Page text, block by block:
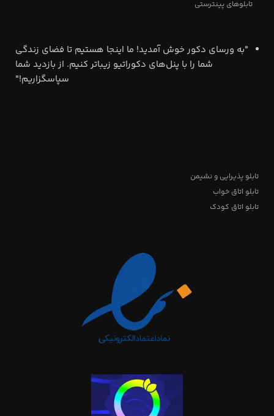
تابلوهای پینترستی
"به ورسای دکور خوش آمدید! ما اینجا هستیم تا فضای زندگی
شما را با پنل‌های دکوراتیو زیباتر کنیم. از بازدید شما
سپاسگزاریم!"
تابلو پذیرایی و نشیمن
تابلو اتاق خواب
تابلو اتاق کودک